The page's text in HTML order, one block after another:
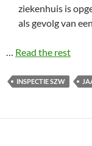
ziekenhuis is
als gevolg van
… Read the rest
INSPECTIE SZW